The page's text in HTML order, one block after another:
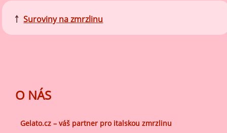
￪ Suroviny na zmrzlinu
O NÁS
Gelato.cz – váš partner pro italskou zmrzlinu